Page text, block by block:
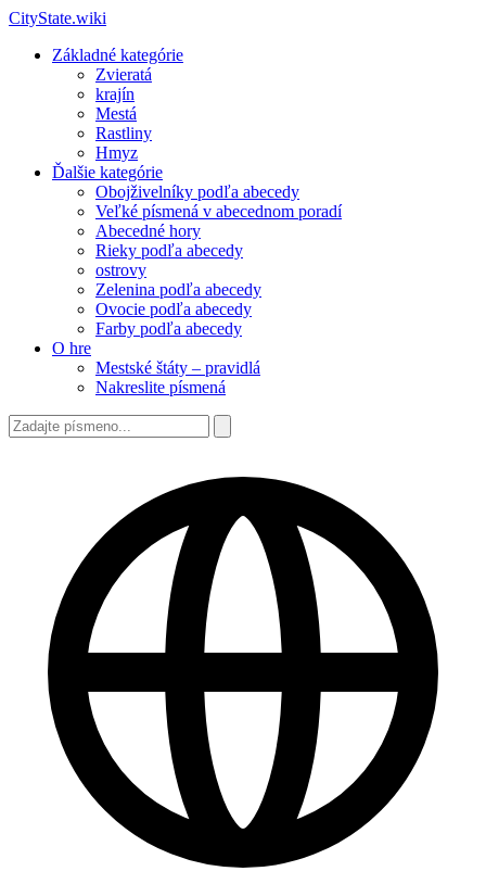
CityState.wiki
Základné kategórie
Zvieratá
krajín
Mestá
Rastliny
Hmyz
Ďalšie kategórie
Obojživelníky podľa abecedy
Veľké písmená v abecednom poradí
Abecedné hory
Rieky podľa abecedy
ostrovy
Zelenina podľa abecedy
Ovocie podľa abecedy
Farby podľa abecedy
O hre
Mestské štáty – pravidlá
Nakreslite písmená